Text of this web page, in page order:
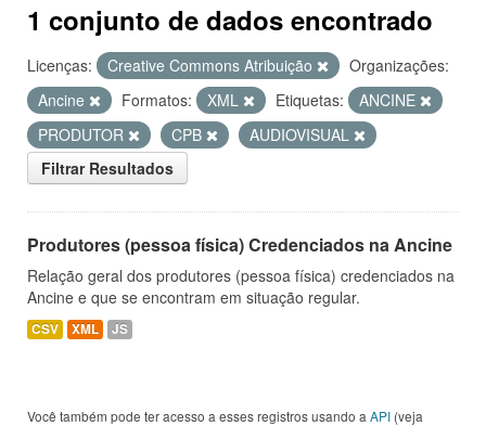
1 conjunto de dados encontrado
Licenças: Creative Commons Atribuição
Organizações:
Ancine
Formatos: XML Etiquetas:
ANCINE
PRODUTOR
CPB
AUDIOVISUAL
Filtrar Resultados
Produtores (pessoa física) Credenciados na Ancine
Relação geral dos produtores (pessoa física) credenciados na
Ancine e que se encontram em situação regular.
CSV XML JS
Você também pode ter acesso a esses registros usando a API (veja